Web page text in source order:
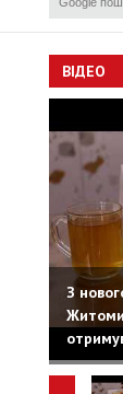
ВІДЕО
З